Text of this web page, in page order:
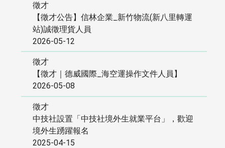
徵才
【徵才公告】信林企業_新竹物流(新八里轉運
站)誠徵理貨人員
2026-05-12
徵才
【徵才｜德威國際_海空運操作文件人員】
2026-05-08
徵才
中技社設置「中技社境外生就業平台」，歡迎
境外生踴躍報名
2025-04-15